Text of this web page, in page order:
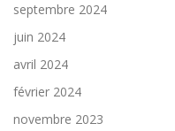
septembre 2024
juin 2024
avril 2024
février 2024
novembre 2023